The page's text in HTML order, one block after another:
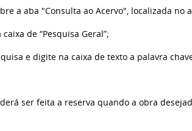
a aba "Consulta ao Acervo", localizada no
de “Pesquisa Geral”;
e digite na caixa de texto a palavra
ser feita a reserva quando a obra